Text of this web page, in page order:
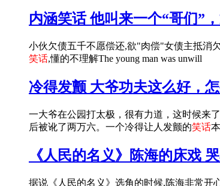
内涵笑话 他叫来一个“哥们”
小伙欠债五千不愿偿还,欲"肉偿"女债主抵消
笑话,懂的不理解The young man was unwill
冷得发颤 大爷功夫这么好，
一大爷在公园打太极，很有力道，这时候来
后被讹了两万六。一个冷得让人发颤的笑话
《人民的名义》陈海的床戏
据说《人民的名义》选角的时候,陈海非常开